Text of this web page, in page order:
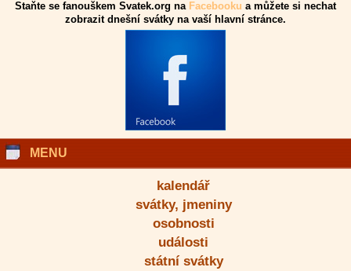
Staňte se fanouškem Svatek.org na Facebooku a můžete si nechat
zobrazit dnešní svátky na vaší hlavní stránce.
MENU
kalendář
svátky, jmeniny
osobnosti
události
státní svátky